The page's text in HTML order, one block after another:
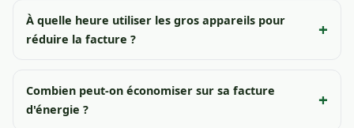
À quelle heure utiliser les gros appareils pour
réduire la facture ?
Combien peut-on économiser sur sa facture
d'énergie ?